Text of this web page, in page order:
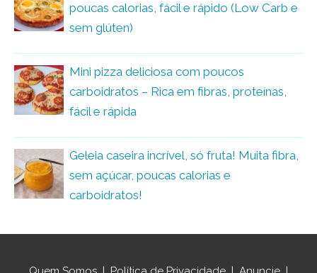
poucas calorias, fácil e rápido (Low Carb e
sem glúten)
Mini pizza deliciosa com poucos
carboidratos – Rica em fibras, proteínas,
fácil e rápida
Geleia caseira incrível, só fruta! Muita fibra,
sem açúcar, poucas calorias e
carboidratos!